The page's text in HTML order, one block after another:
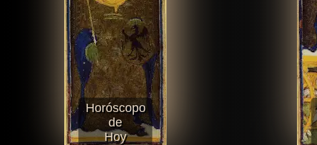
Horóscopo
de
Hoy